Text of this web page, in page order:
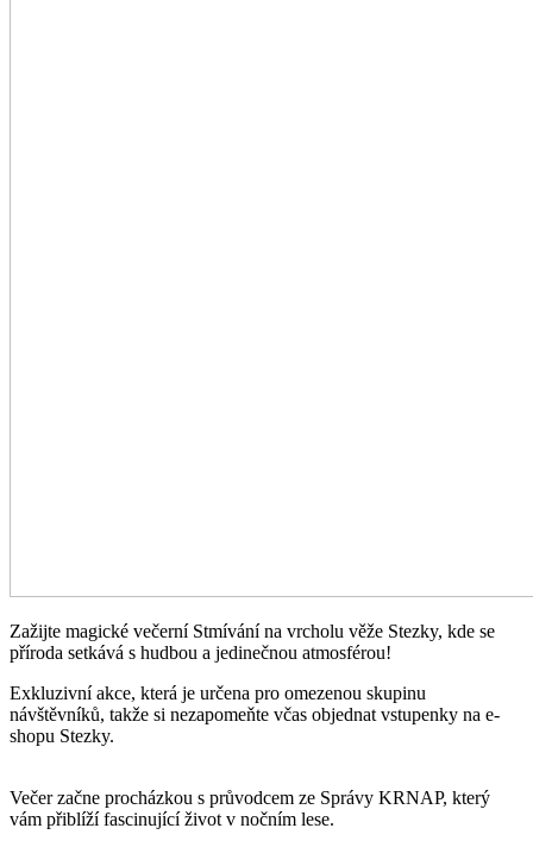
Zažijte magické večerní Stmívání na vrcholu věže Stezky, kde se
příroda setkává s hudbou a jedinečnou atmosférou!
Exkluzivní akce, která je určena pro omezenou skupinu
návštěvníků, takže si nezapomeňte včas objednat vstupenky na e-
shopu Stezky.
Večer začne procházkou s průvodcem ze Správy KRNAP, který
vám přiblíží fascinující život v nočním lese.